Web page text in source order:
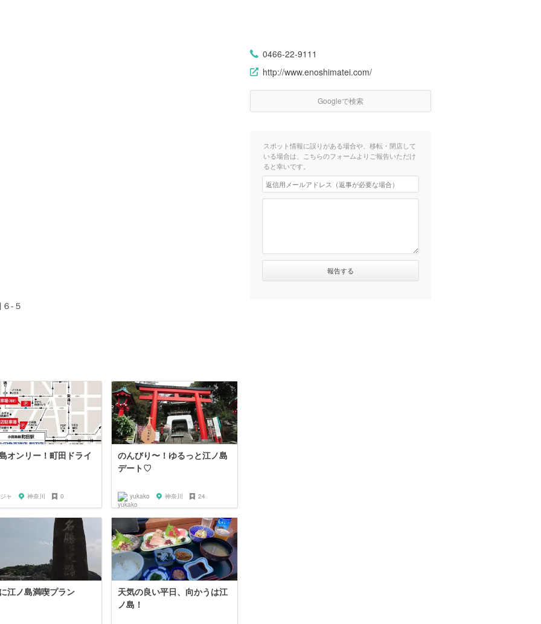
-５
オンリー！町田ドライ
ャ 神奈川 0
のんびり〜！ゆるっと江ノ島
デート♡
yukako 神奈川 24
江ノ島満喫プラン
天気の良い平日、向かうは江
ノ島！
0466-22-9111
http://www.enoshimatei.com/
Googleで検索
スポット情報に誤りがある場合や、移転・閉店して
いる場合は、こちらのフォームよりご報告いただけ
ると幸いです。